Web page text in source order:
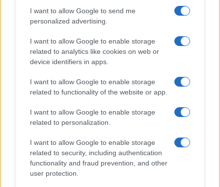
I want to allow Google to send me
personalized advertising.
I want to allow Google to enable storage
related to analytics like cookies on web or
device identifiers in apps.
I want to allow Google to enable storage
related to functionality of the website or app.
I want to allow Google to enable storage
related to personalization.
I want to allow Google to enable storage
related to security, including authentication
functionality and fraud prevention, and other
user protection.
door COVID-19 en influenza, terwijl loodblootstelling
samenhangt met een verminderd IQ, hogere
uitvalpercentages, verminderde economische
productiviteit, cognitieve beperkingen en zelfs
gewelddadig gedrag.
Oproep tot actie voor wereldwijde
vervuilingsbestrijding
Ondanks de alarmerende statistieken en
met klimaatverandering en verlies van
biodiversiteit, zijn de wereldwijde inspanningen om
deze bedreiging voor de volksgezondheid aan te